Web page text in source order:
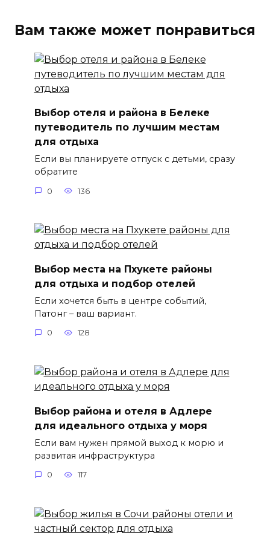
Вам также может понравиться
Выбор отеля и района в Белеке
путеводитель по лучшим местам
для отдыха
Если вы планируете отпуск с детьми, сразу
обратите
0 136
Выбор места на Пхукете районы
для отдыха и подбор отелей
Если хочется быть в центре событий,
Патонг – ваш вариант.
0 128
Выбор района и отеля в Адлере
для идеального отдыха у моря
Если вам нужен прямой выход к морю и
развитая инфраструктура
0 117